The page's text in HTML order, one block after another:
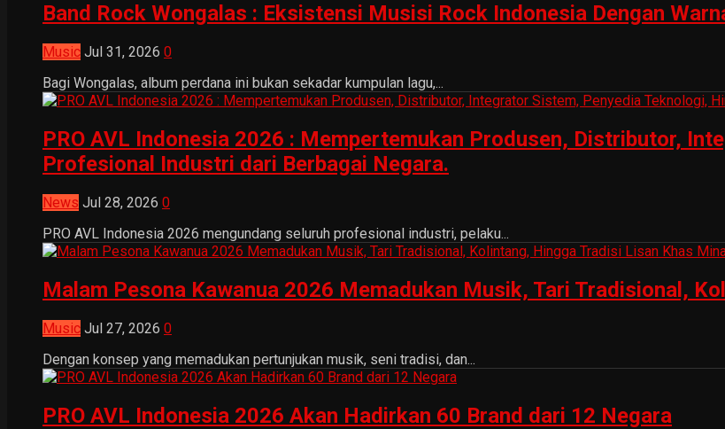
Band Rock Wongalas : Eksistensi Musisi Rock Indonesia Dengan
Music Jul 31, 2026 0
Bagi Wongalas, album perdana ini bukan sekadar kumpulan lagu,...
PRO AVL Indonesia 2026 : Mempertemukan Produsen, Distributor,
Profesional Industri dari Berbagai Negara.
News Jul 28, 2026 0
PRO AVL Indonesia 2026 mengundang seluruh profesional industri, pelaku...
Malam Pesona Kawanua 2026 Memadukan Musik, Tari Tradisional,
Music Jul 27, 2026 0
Dengan konsep yang memadukan pertunjukan musik, seni tradisi, dan...
PRO AVL Indonesia 2026 Akan Hadirkan 60 Brand dari 12 Negara